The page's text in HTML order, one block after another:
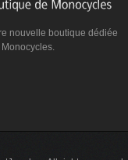
nouvelle boutique dédiée